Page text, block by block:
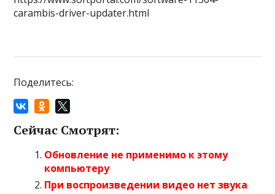
carambis-driver-updater.html
Поделитесь:
Сейчас Смотрят:
Обновление не применимо к этому
компьютеру
При воспроизведении видео нет звука